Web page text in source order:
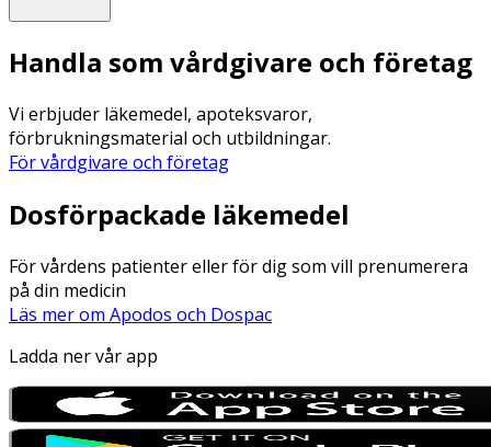
Handla som vårdgivare och företag
Vi erbjuder läkemedel, apoteksvaror,
förbrukningsmaterial och utbildningar.
För vårdgivare och företag
Dosförpackade läkemedel
För vårdens patienter eller för dig som vill prenumerera
på din medicin
Läs mer om Apodos och Dospac
Ladda ner vår app